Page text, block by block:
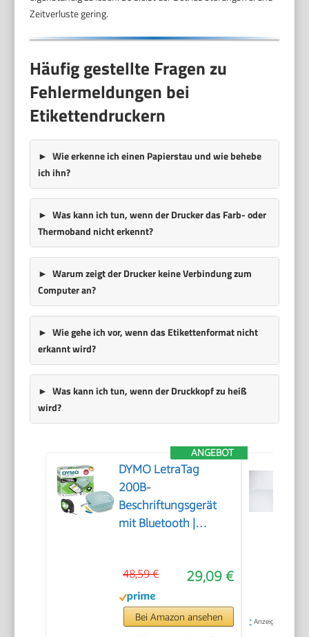
Zeitverluste gering.
Häufig gestellte Fragen zu
Fehlermeldungen bei
Etikettendruckern
Wie erkenne ich einen Papierstau und wie behebe
ich ihn?
Was kann ich tun, wenn der Drucker das Farb- oder
Thermoband nicht erkennt?
Warum zeigt der Drucker keine Verbindung zum
Computer an?
Wie gehe ich vor, wenn das Etikettenformat nicht
erkannt wird?
Was kann ich tun, wenn der Druckkopf zu heiß
wird?
ANGEBOT
DYMO LetraTag
200B-
Beschriftungsgerät
mit Bluetooth |
verbindet Sich über
Wireless Bluetooth-
Technologie |
inklusive 1 x
29,09 €
48,59 €
Bei Amazon ansehen * Anzeige